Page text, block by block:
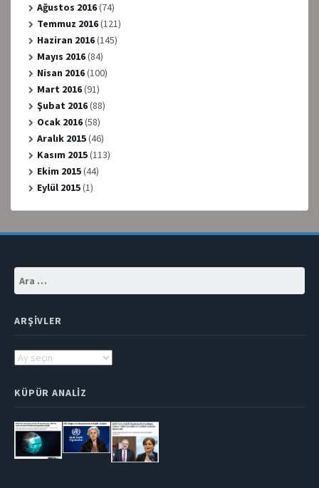
Ağustos 2016(74)
Temmuz 2016(121)
Haziran 2016(145)
Mayıs 2016(84)
Nisan 2016(100)
Mart 2016(91)
Şubat 2016(88)
Ocak 2016(58)
Aralık 2015(46)
Kasım 2015(113)
Ekim 2015(44)
Eylül 2015(1)
ARŞIVLER
Arşivler
KÜPÜR ANALIZ